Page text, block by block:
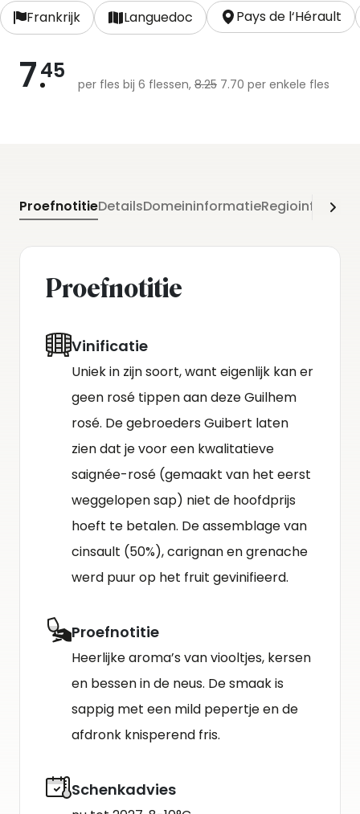
assemblage van cinsault (50%), carignan en
grenache werd puur op het fruit gevinifieerd.
Frankrijk Languedoc Pays de l‘Hérault
745
per fles bij 6 flessen, 8.25 7.70 per enkele fles
ProefnotitieDetailsDomeininformatie
Proefnotitie
Vinificatie
Uniek in zijn soort, want eigenlijk kan er
geen rosé tippen aan deze Guilhem
rosé. De gebroeders Guibert laten
zien dat je voor een kwalitatieve
saignée-rosé (gemaakt van het eerst
weggelopen sap) niet de hoofdprijs
hoeft te betalen. De assemblage van
cinsault (50%), carignan en grenache
werd puur op het fruit gevinifieerd.
Proefnotitie
Heerlijke aroma’s van viooltjes, kersen
en bessen in de neus. De smaak is
sappig met een mild pepertje en de
afdronk knisperend fris.
Schenkadvies